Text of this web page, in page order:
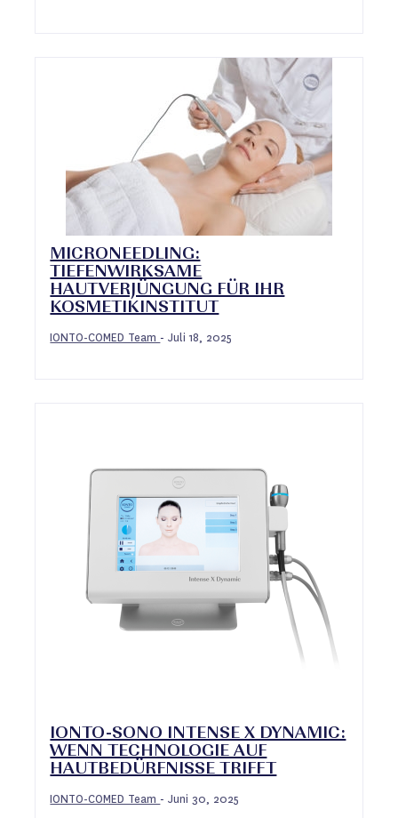
MICRONEEDLING:
TIEFENWIRKSAME
HAUTVERJÜNGUNG FÜR IHR
KOSMETIKINSTITUT
IONTO-COMED Team - Juli 18, 2025
IONTO-SONO INTENSE X DYNAMIC:
WENN TECHNOLOGIE AUF
HAUTBEDÜRFNISSE TRIFFT
IONTO-COMED Team - Juni 30, 2025